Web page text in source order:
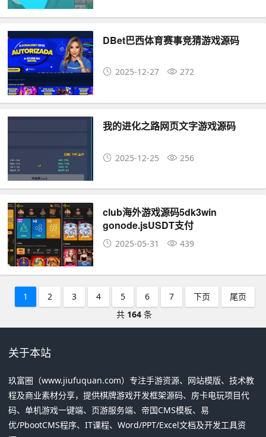
DBet巴西体育赛事竞猜游戏源码
2025-12-27 272
我的进化之路网页文字游戏源码
2025-12-25 256
club海外游戏源码5dk3win
gonode.jsUSDT支付
2025-05-31 439
1 2 3 4 5 6 7 下页
尾页
共 164 条
关于本站
玖富圈（www.jiufuquan.com）专注手游资源、网站模版、技术教
程及商业素材分享，提供棋牌游戏开发框架源码、房卡电玩项目代
码、单机游戏一键端、页游服务端、帝国CMS模板、易
优/PbootCMS程序、IT课程、Word/PPT/Excel文档及开发工具资